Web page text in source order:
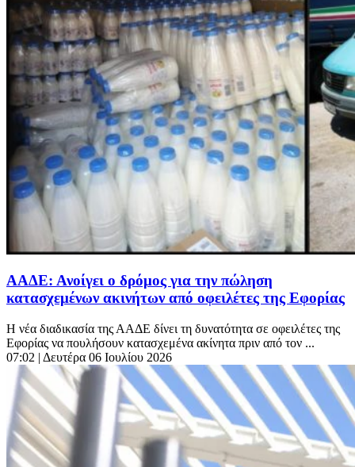
ΑΑΔΕ: Ανοίγει ο δρόμος για την πώληση
κατασχεμένων ακινήτων από οφειλέτες της Εφορίας
Η νέα διαδικασία της ΑΑΔΕ δίνει τη δυνατότητα σε οφειλέτες της
Εφορίας να πουλήσουν κατασχεμένα ακίνητα πριν από τον ...
07:02 | Δευτέρα 06 Ιουλίου 2026